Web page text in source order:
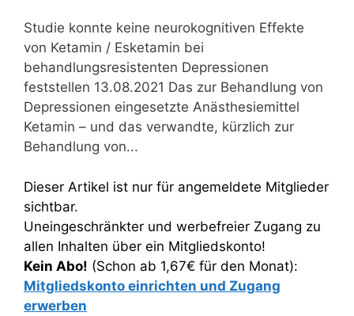
Studie konnte keine neurokognitiven Effekte
von Ketamin / Esketamin bei
behandlungsresistenten Depressionen
feststellen 13.08.2021 Das zur Behandlung von
Depressionen eingesetzte Anästhesiemittel
Ketamin – und das verwandte, kürzlich zur
Behandlung von...
Dieser Artikel ist nur für angemeldete Mitglieder
sichtbar.
Uneingeschränkter und werbefreier Zugang zu
allen Inhalten über ein Mitgliedskonto!
Kein Abo! (Schon ab 1,67€ für den Monat):
Mitgliedskonto einrichten und Zugang
erwerben